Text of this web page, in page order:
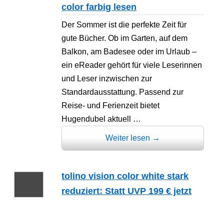
color farbig lesen
Der Sommer ist die perfekte Zeit für
gute Bücher. Ob im Garten, auf dem
Balkon, am Badesee oder im Urlaub –
ein eReader gehört für viele Leserinnen
und Leser inzwischen zur
Standardausstattung. Passend zur
Reise- und Ferienzeit bietet
Hugendubel aktuell …
Weiter lesen →
tolino vision color white stark
reduziert: Statt UVP 199 € jetzt